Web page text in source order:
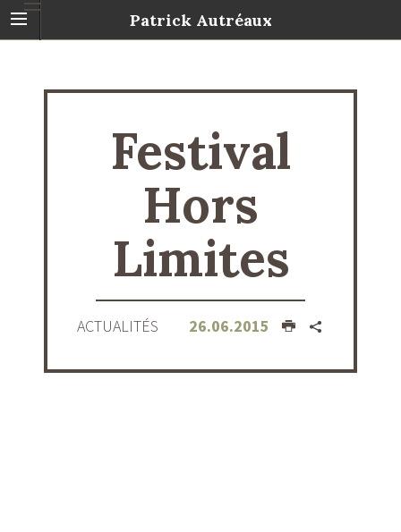
Patrick Autréaux
Festival
Hors
Limites
ACTUALITÉS 26.06.2015